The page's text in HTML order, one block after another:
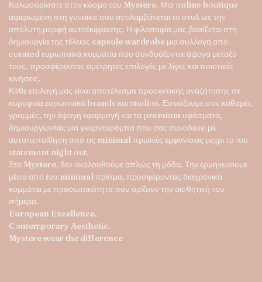
προϊόντος
Καλωσορίσατε στον κόσμο του Mystere. Μια online boutique
αφιερωμένη στη γυναίκα που αντιλαμβάνεται το στυλ ως την
απόλυτη μορφή αυτοέκφρασης. Η φιλοσοφία μας βασίζεται στη
δημιουργία της τέλειας capsule wardrobe μια συλλογή από
curated ευρωπαϊκά κομμάτια που συνδυάζονται άψογα μεταξύ
τους, προσφέροντας αμέτρητες επιλογές με λίγες και ποιοτικές
κινήσεις.
Κάθε επιλογή μας είναι αποτέλεσμα προσεκτικής αναζήτησης σε
κορυφαία ευρωπαϊκά brands και studios. Εστιάζουμε στις καθαρές
γραμμές, την άψογη εφαρμογή και τα premium υφάσματα,
δημιουργώντας μια γκαρνταρόμπα που σας συνοδεύει με
αυτοπεποίθηση από τις minimal πρωινές εμφανίσεις μέχρι το πιο
statement night out.
Στο Mystere, δεν ακολουθούμε απλώς τη μόδα. Την ερμηνεύουμε
μέσα από ένα minimal πρίσμα, προσφέροντας διαχρονικά
κομμάτια με προσωπικότητα που ορίζουν την αισθητική του
σήμερα.
European Excellence.
Contemporary Aesthetic.
Mystere wear the difference